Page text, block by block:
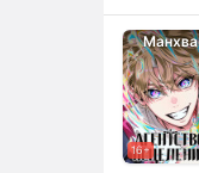
Манхва
16+